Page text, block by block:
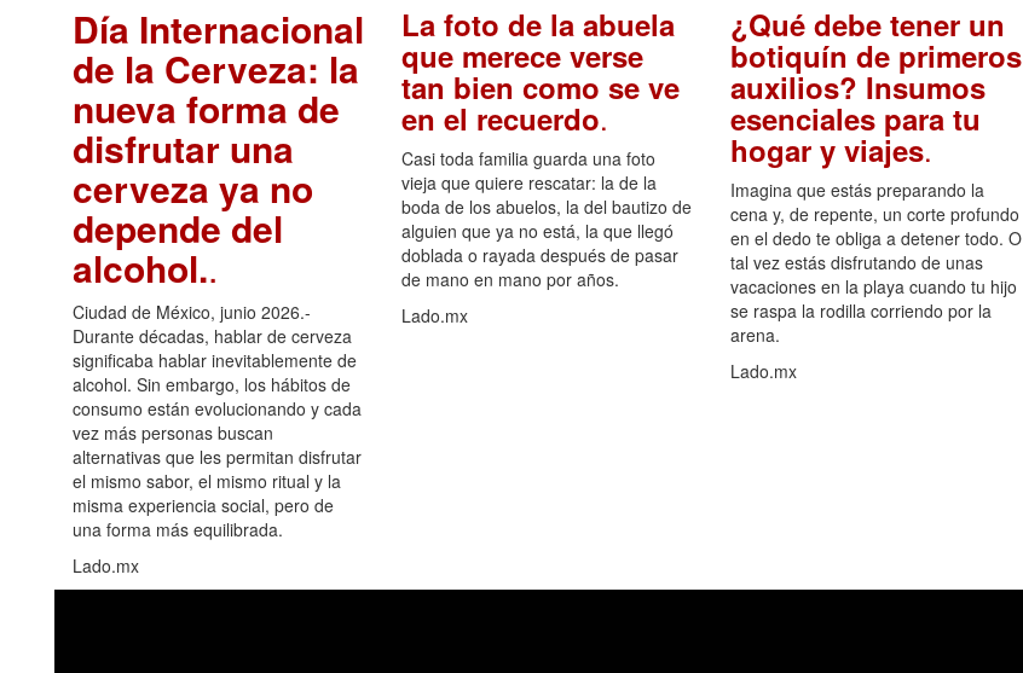
Día Internacional
de la Cerveza: la
nueva forma de
disfrutar una
cerveza ya no
depende del
alcohol..
Ciudad de México, junio 2026.-
Durante décadas, hablar de cerveza
significaba hablar inevitablemente de
alcohol. Sin embargo, los hábitos de
consumo están evolucionando y cada
vez más personas buscan
alternativas que les permitan disfrutar
el mismo sabor, el mismo ritual y la
misma experiencia social, pero de
una forma más equilibrada.
Lado.mx
La foto de la abuela
que merece verse
tan bien como se ve
en el recuerdo.
Casi toda familia guarda una foto
vieja que quiere rescatar: la de la
boda de los abuelos, la del bautizo de
alguien que ya no está, la que llegó
doblada o rayada después de pasar
de mano en mano por años.
Lado.mx
¿Qué debe tener un
botiquín de primeros
auxilios? Insumos
esenciales para tu
hogar y viajes.
Imagina que estás preparando la
cena y, de repente, un corte profundo
en el dedo te obliga a detener todo. O
tal vez estás disfrutando de unas
vacaciones en la playa cuando tu hijo
se raspa la rodilla corriendo por la
arena.
Lado.mx